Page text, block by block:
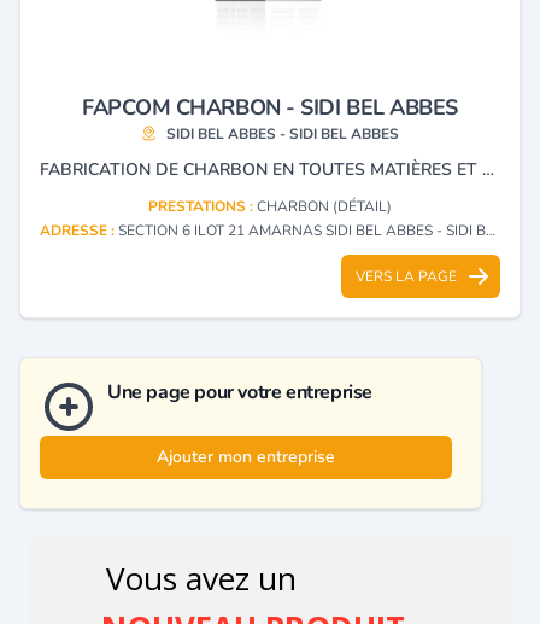
FAPCOM CHARBON - SIDI BEL ABBES
SIDI BEL ABBES - SIDI BEL ABBES
FABRICATION DE CHARBON EN TOUTES MATIÈRES ET FABRICATION ET TRANSFORMATION DE PRODUITS PHYTOSANITAIRES À USAGE AGRICOLE ET DOMESTIQUE.
PRESTATIONS :CHARBON (DÉTAIL)
ADRESSE :SECTION 6 ILOT 21 AMARNAS SIDI BEL ABBES - SIDI BEL ABBES
VERS LA PAGE
Une page pour votre entreprise
Ajouter mon entreprise